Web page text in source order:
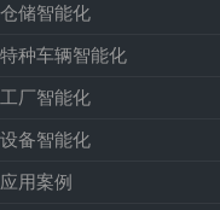
仓储智能化
特种车辆智能化
工厂智能化
设备智能化
应用案例